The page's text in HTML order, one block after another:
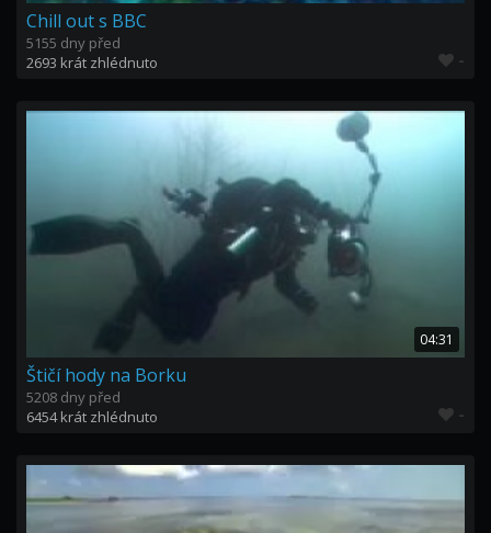
Chill out s BBC
5155 dny před
2693 krát zhlédnuto
-
04:31
Štičí hody na Borku
5208 dny před
6454 krát zhlédnuto
-